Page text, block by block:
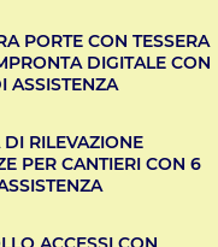
PORTE CON TESSERA
DIGITALE CON
ASSISTENZA
DI RILEVAZIONE
PER CANTIERI CON 6